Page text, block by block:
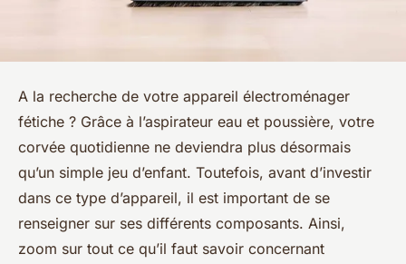
A la recherche de votre appareil électroménager
fétiche ? Grâce à l’aspirateur eau et poussière, votre
corvée quotidienne ne deviendra plus désormais
qu’un simple jeu d’enfant. Toutefois, avant d’investir
dans ce type d’appareil, il est important de se
renseigner sur ses différents composants. Ainsi,
zoom sur tout ce qu’il faut savoir concernant